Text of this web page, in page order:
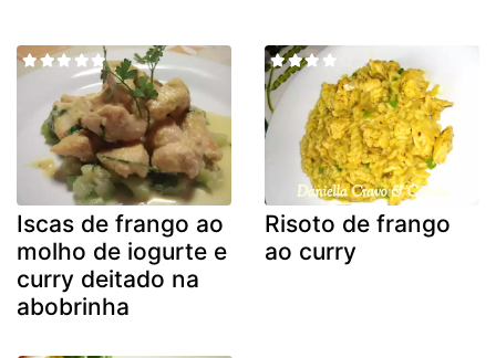
Iscas de frango ao
molho de iogurte e
curry deitado na
abobrinha
Risoto de frango
ao curry